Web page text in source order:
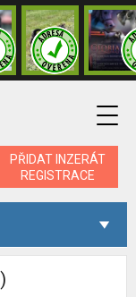
PŘIDAT INZERÁT
REGISTRACE